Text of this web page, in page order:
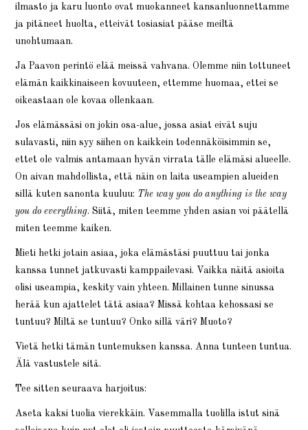
ilmasto ja karu luonto ovat muokanneet kansanluonnettamme
ja pitäneet huolta, etteivät tosiasiat pääse meiltä
unohtumaan.
Ja Paavon perintö elää meissä vahvana. Olemme niin tottuneet
elämän kaikkinaiseen kovuuteen, ettemme huomaa, ettei se
oikeastaan ole kovaa ollenkaan.
Jos elämässäsi on jokin osa-alue, jossa asiat eivät suju
sulavasti, niin syy siihen on kaikkein todennäköisimmin se,
ettet ole valmis antamaan hyvän virrata tälle elämäsi alueelle.
On aivan mahdollista, että näin on laita useampien alueiden
sillä kuten sanonta kuuluu: The way you do anything is the way
you do everything. Siitä, miten teemme yhden asian voi päätellä
miten teemme kaiken.
Mieti hetki jotain asiaa, joka elämästäsi puuttuu tai jonka
kanssa tunnet jatkuvasti kamppailevasi. Vaikka näitä asioita
olisi useampia, keskity vain yhteen. Millainen tunne sinussa
herää kun ajattelet tätä asiaa? Missä kohtaa kehossasi se
tuntuu? Miltä se tuntuu? Onko sillä väri? Muoto?
Vietä hetki tämän tuntemuksen kanssa. Anna tunteen tuntua.
Älä vastustele sitä.
Tee sitten seuraava harjoitus:
Aseta kaksi tuolia vierekkäin. Vasemmalla tuolilla istut sinä